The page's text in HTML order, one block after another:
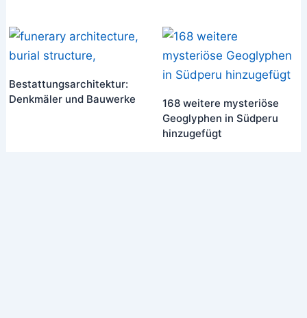
Bestattungsarchitektur:
Denkmäler und Bauwerke
168 weitere mysteriöse
Geoglyphen in Südperu
hinzugefügt